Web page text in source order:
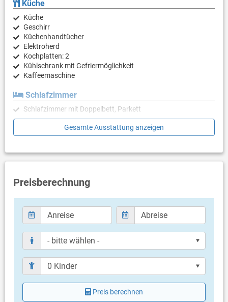
Küche
Küche
Geschirr
Küchenhandtücher
Elektroherd
Kochplatten: 2
Kühlschrank mit Gefriermöglichkeit
Kaffeemaschine
Schlafzimmer
Schlafzimmer mit Doppelbett, Parkett
Badezimmer
Balkon & Terrasse
- keine Angaben -
Weitere Informationen
Garten zur Benutzung
Grill vorhanden
Haustier nicht erlaubt
Heizung
Klimaanlage im Preis inklusive
Bettwäsche vorhanden
Handtücher vorhanden
Fön
Waschmaschine beim Vermieter nach Rücksprache (gegen
Gesamte Ausstattung anzeigen
Preisberechnung
Preis berechnen